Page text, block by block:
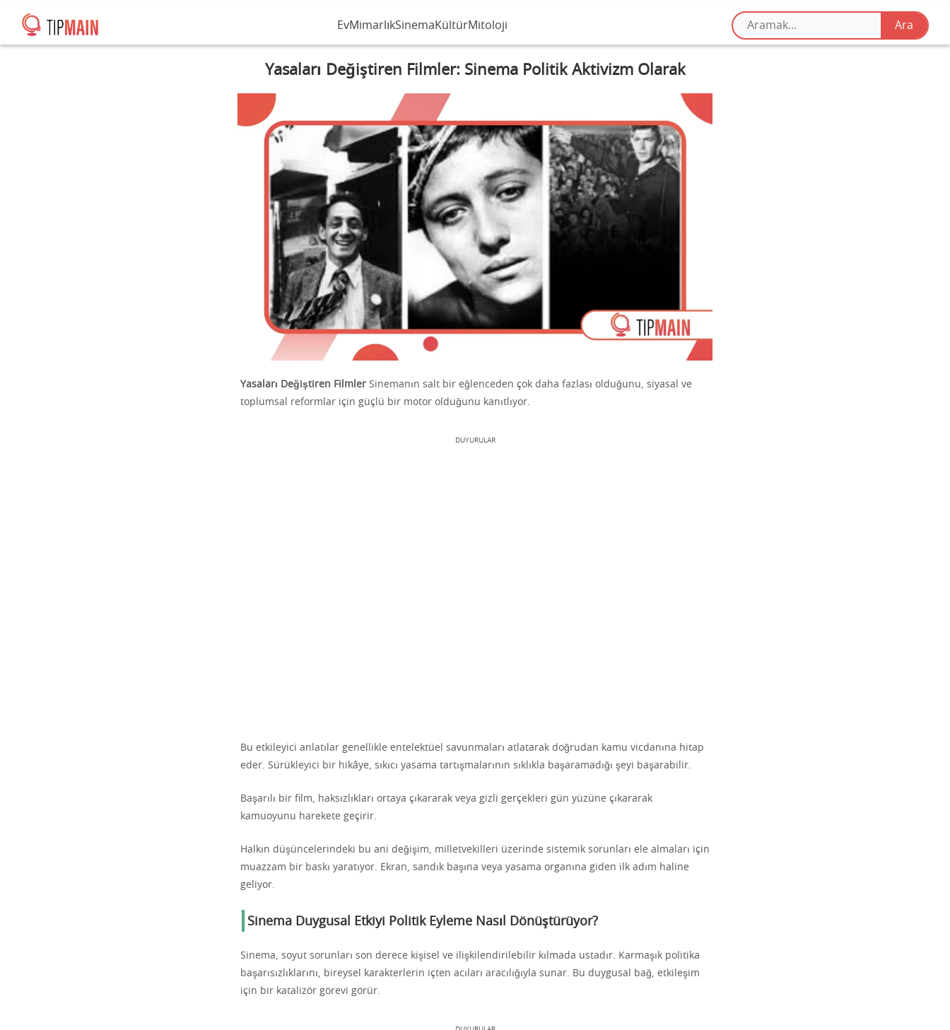
EvMimarlıkSinema KültürMitoloji
Yasaları Değiştiren Filmler: Sinema Politik Aktivizm Olarak
Yasaları Değiştiren Filmler Sinemanın salt bir eğlenceden çok daha fazlası olduğunu, siyasal ve
toplumsal reformlar için güçlü bir motor olduğunu kanıtlıyor.
DUYURULAR
Bu etkileyici anlatılar genellikle entelektüel savunmaları atlatarak doğrudan kamu vicdanına hitap
eder. Sürükleyici bir hikâye, sıkıcı yasama tartışmalarının sıklıkla başaramadığı şeyi başarabilir.
Başarılı bir film, haksızlıkları ortaya çıkararak veya gizli gerçekleri gün yüzüne çıkararak
kamuoyunu harekete geçirir.
Halkın düşüncelerindeki bu ani değişim, milletvekilleri üzerinde sistemik sorunları ele almaları için
muazzam bir baskı yaratıyor. Ekran, sandık başına veya yasama organına giden ilk adım haline
geliyor.
Sinema Duygusal Etkiyi Politik Eyleme Nasıl Dönüştürüyor?
Sinema, soyut sorunları son derece kişisel ve ilişkilendirilebilir kılmada ustadır. Karmaşık politika
başarısızlıklarını, bireysel karakterlerin içten acıları aracılığıyla sunar. Bu duygusal bağ, etkileşim
için bir katalizör görevi görür.